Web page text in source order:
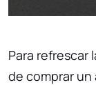
Para refrescar
de comprar